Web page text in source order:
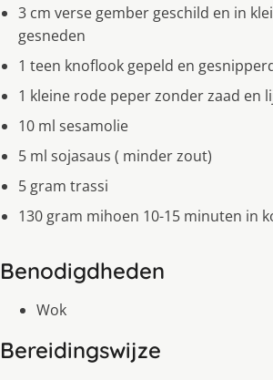
3 cm verse gember geschild en in
gesneden
1 teen knoflook gepeld en
1 kleine rode peper zonder zaad en
10 ml sesamolie
5 ml sojasaus ( minder zout)
5 gram trassi
130 gram mihoen 10-15 minuten in
Benodigdheden
Wok
Bereidingswijze